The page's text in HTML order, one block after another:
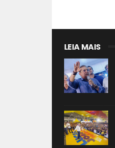
LEIA MAIS